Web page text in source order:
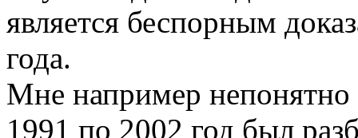
является беспорным
года.
Мне например
1991 по 2002 год был